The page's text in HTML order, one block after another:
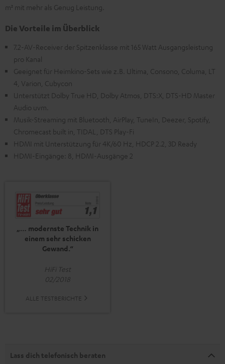
m² mit mehr als Genug Leistung.
Die Vorteile im Überblick
7.2-AV-Receiver der Spitzenklasse mit 165 Watt Ausgangsleistung
pro Kanal
Geeignet für Heimkino-Sets wie z.B. Ultima, Consono, Columa, LT
4, Varion, Cubycon
Unterstützt Dolby True HD, Dolby Atmos, DTS:X, DTS-HD Master
Audio uvm.
Musik-Streaming mit Bluetooth, AirPlay, TuneIn, Deezer, Spotify,
Chromecast built in, TIDAL, DTS Play-Fi
HDMI mit Unterstützung für 4K/60 Hz, HDCP 2.2, 3D Ready
HDMI-Eingänge: 8, HDMI-Ausgänge 2
„… modernste Technik in
einem sehr schicken
Gewand.“
HiFi Test
02/2018
ALLE TESTBERICHTE
Lass dich telefonisch beraten